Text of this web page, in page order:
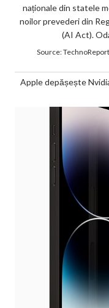
naționale din statele
noilor prevederi din
(AI Act).
Source:
Apple depășește